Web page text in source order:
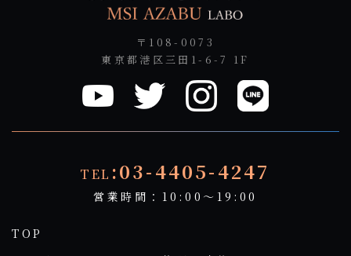
〒108-0073
東京都港区三田1-6-7 1F
TEL :03-4405-4247
営業時間：10:00～19:00
TOP